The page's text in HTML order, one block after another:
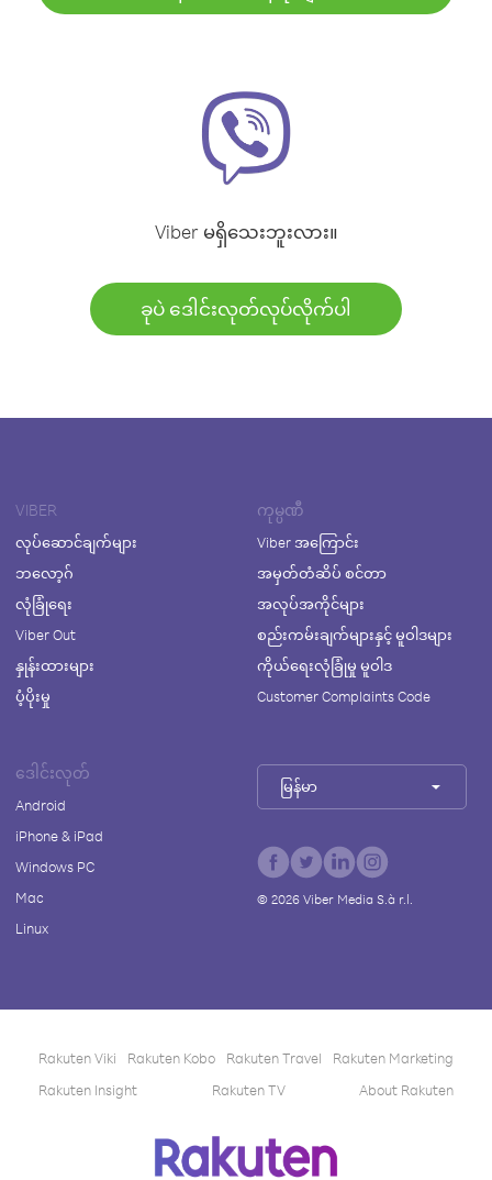
Viber မရှိသေးဘူးလား။
ခုပဲ ဒေါင်းလုတ်လုပ်လိုက်ပါ
VIBER
လုပ်ဆောင်ချက်များ
ဘလော့ဂ်
လုံခြုံရေး
Viber Out
နှုန်းထားများ
ပံ့ပိုးမှု
ကုမ္ပဏီ
Viber အကြောင်း
အမှတ်တံဆိပ် စင်တာ
အလုပ်အကိုင်များ
စည်းကမ်းချက်များနှင့် မူဝါဒများ
ကိုယ်ရေးလုံခြုံမှု မူဝါဒ
Customer Complaints Code
ဒေါင်းလုတ်
Android
iPhone & iPad
Windows PC
Mac
Linux
မြန်မာ
© 2026Viber Media S.à r.l.
Rakuten Viki Rakuten Kobo Rakuten Travel
Rakuten Marketing
Rakuten Insight
Rakuten TV About Rakuten